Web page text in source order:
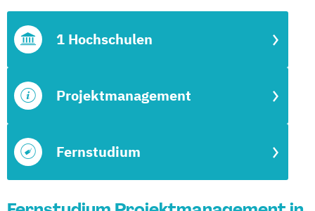
Fernstudium
Projektmanagement
1 Hochschulen